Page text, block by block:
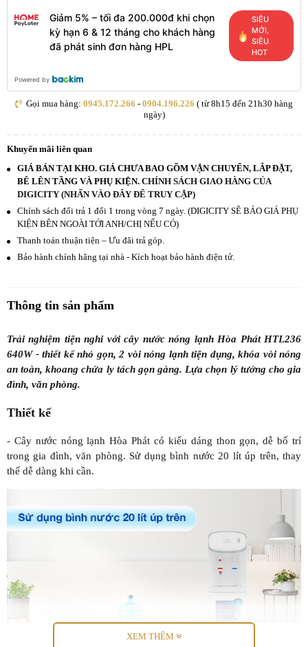
Giảm 5% – tối đa 200.000đ khi chọn
kỳ hạn 6 & 12 tháng cho khách hàng
đã phát sinh đơn hàng HPL
SIÊU
MỚI,
SIÊU
HOT
Powered by
Gọi mua hàng: 0945.172.266 - 0904.196.226 ( từ 8h15 đến 21h30 hàng
ngày)
Khuyến mãi liên quan
GIÁ BÁN TẠI KHO. GIÁ CHƯA BAO GỒM VẬN CHUYỂN, LẮP ĐẶT,
BÊ LÊN TẦNG VÀ PHỤ KIỆN. CHÍNH SÁCH GIAO HÀNG CỦA
DIGICITY (NHẤN VÀO ĐÂY ĐỂ TRUY CẬP)
Chính sách đổi trả 1 đổi 1 trong vòng 7 ngày. (DIGICITY SẼ BÁO GIÁ PHỤ
KIỆN BÊN NGOÀI TỚI ANH/CHỊ NẾU CÓ)
Thanh toán thuận tiện – Ưu đãi trả góp.
Bảo hành chính hãng tại nhà - Kích hoạt bảo hành điện tử.
Thông tin sản phẩm
Trải nghiệm tiện nghi với cây nước nóng lạnh Hòa Phát HTL236
640W - thiết kế nhỏ gọn, 2 vòi nóng lạnh tiện dụng, khóa vòi nóng
an toàn, khoang chứa ly tách gọn gàng. Lựa chọn lý tưởng cho gia
đình, văn phòng.
Thiết kế
- Cây nước nóng lạnh Hòa Phát có kiểu dáng thon gọn, dễ bố trí
trong gia đình, văn phòng. Sử dụng bình nước 20 lít úp trên, thay
thế dễ dàng khi cần.
XEM THÊM